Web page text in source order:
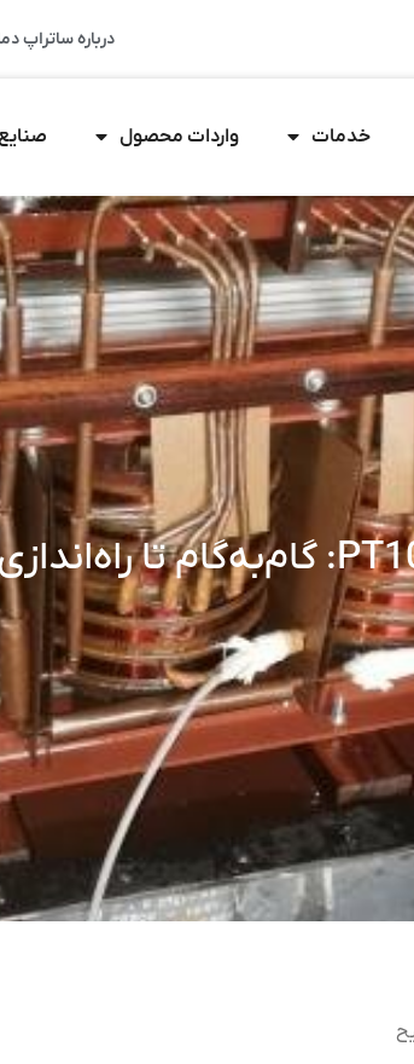
درباره ساتراپ
خدمات واردات محصول